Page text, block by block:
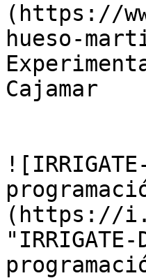
(https://
hueso-
Cajamar
(https://